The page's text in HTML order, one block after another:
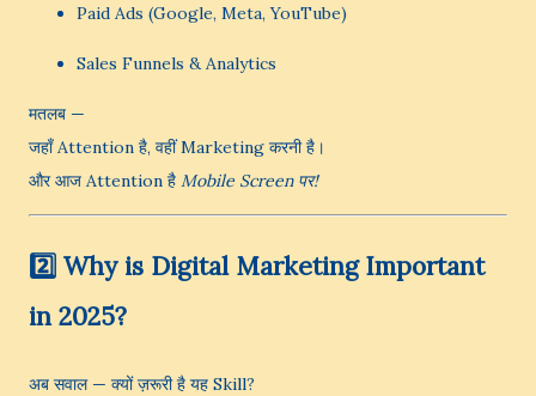
Paid Ads (Google, Meta, YouTube)
Sales Funnels & Analytics
मतलब —
जहाँ Attention है, वहीं Marketing करनी है।
और आज Attention है Mobile Screen पर!
2️⃣ Why is Digital Marketing Important
in 2025?
अब सवाल — क्यों ज़रूरी है यह Skill?